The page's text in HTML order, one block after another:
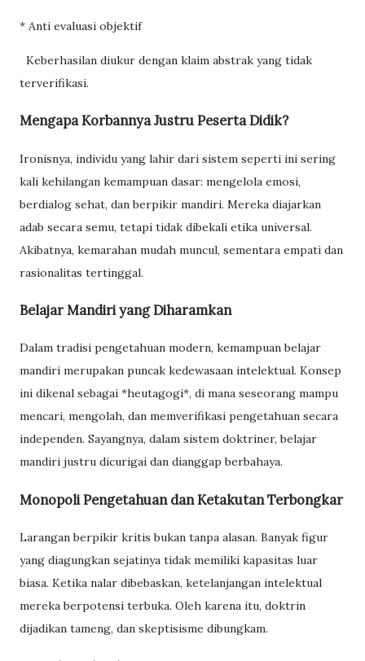
* Anti evaluasi objektif
Keberhasilan diukur dengan klaim abstrak yang tidak
terverifikasi.
Mengapa Korbannya Justru Peserta Didik?
Ironisnya, individu yang lahir dari sistem seperti ini sering
kali kehilangan kemampuan dasar: mengelola emosi,
berdialog sehat, dan berpikir mandiri. Mereka diajarkan
adab secara semu, tetapi tidak dibekali etika universal.
Akibatnya, kemarahan mudah muncul, sementara empati dan
rasionalitas tertinggal.
Belajar Mandiri yang Diharamkan
Dalam tradisi pengetahuan modern, kemampuan belajar
mandiri merupakan puncak kedewasaan intelektual. Konsep
ini dikenal sebagai *heutagogi*, di mana seseorang mampu
mencari, mengolah, dan memverifikasi pengetahuan secara
independen. Sayangnya, dalam sistem doktriner, belajar
mandiri justru dicurigai dan dianggap berbahaya.
Monopoli Pengetahuan dan Ketakutan Terbongkar
Larangan berpikir kritis bukan tanpa alasan. Banyak figur
yang diagungkan sejatinya tidak memiliki kapasitas luar
biasa. Ketika nalar dibebaskan, ketelanjangan intelektual
mereka berpotensi terbuka. Oleh karena itu, doktrin
dijadikan tameng, dan skeptisisme dibungkam.